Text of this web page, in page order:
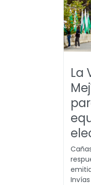
La
Invías